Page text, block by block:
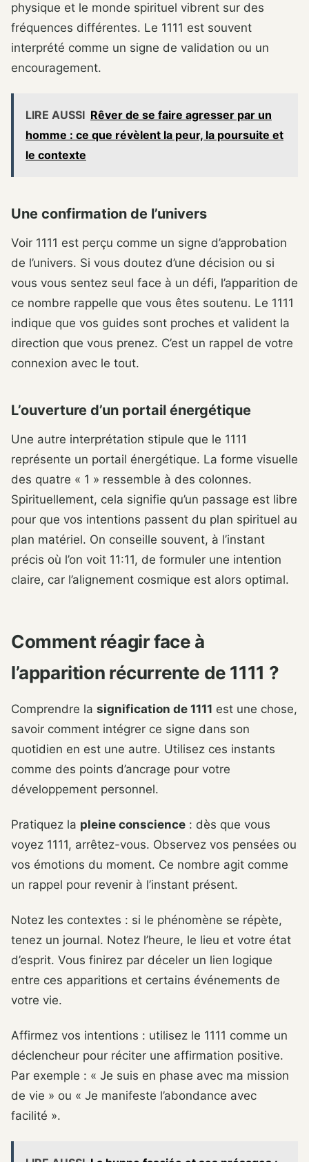
physique et le monde spirituel vibrent sur des
fréquences différentes. Le 1111 est souvent
interprété comme un signe de validation ou un
encouragement.
LIRE AUSSI Rêver de se faire agresser par un
homme : ce que révèlent la peur, la poursuite et
le contexte
Une confirmation de l’univers
Voir 1111 est perçu comme un signe d’approbation
de l’univers. Si vous doutez d’une décision ou si
vous vous sentez seul face à un défi, l’apparition de
ce nombre rappelle que vous êtes soutenu. Le 1111
indique que vos guides sont proches et valident la
direction que vous prenez. C’est un rappel de votre
connexion avec le tout.
L’ouverture d’un portail énergétique
Une autre interprétation stipule que le 1111
représente un portail énergétique. La forme visuelle
des quatre « 1 » ressemble à des colonnes.
Spirituellement, cela signifie qu’un passage est libre
pour que vos intentions passent du plan spirituel au
plan matériel. On conseille souvent, à l’instant
précis où l’on voit 11:11, de formuler une intention
claire, car l’alignement cosmique est alors optimal.
Comment réagir face à
l’apparition récurrente de 1111 ?
Comprendre la signification de 1111 est une chose,
savoir comment intégrer ce signe dans son
quotidien en est une autre. Utilisez ces instants
comme des points d’ancrage pour votre
développement personnel.
Pratiquez la pleine conscience : dès que vous
voyez 1111, arrêtez-vous. Observez vos pensées ou
vos émotions du moment. Ce nombre agit comme
un rappel pour revenir à l’instant présent.
Notez les contextes : si le phénomène se répète,
tenez un journal. Notez l’heure, le lieu et votre état
d’esprit. Vous finirez par déceler un lien logique
entre ces apparitions et certains événements de
votre vie.
Affirmez vos intentions : utilisez le 1111 comme un
déclencheur pour réciter une affirmation positive.
Par exemple : « Je suis en phase avec ma mission
de vie » ou « Je manifeste l’abondance avec
facilité ».